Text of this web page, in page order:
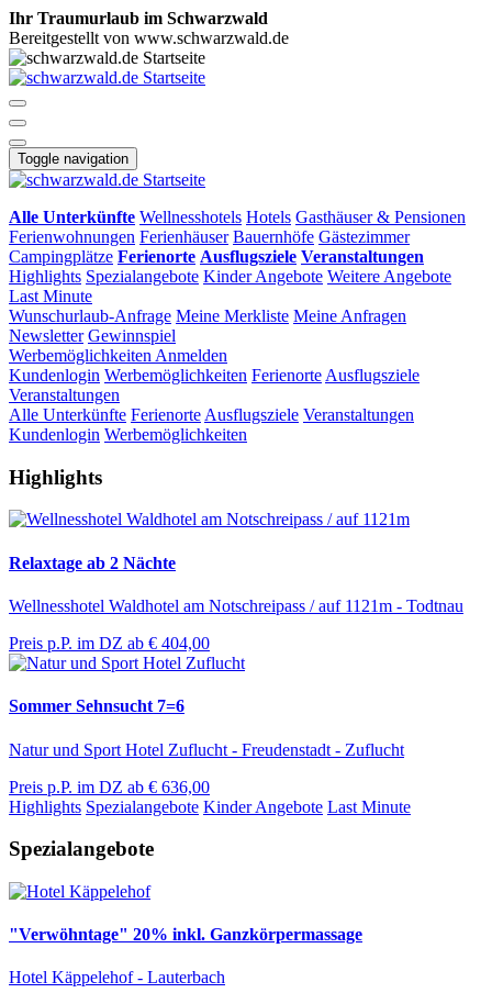
Ihr Traumurlaub im Schwarzwald
Bereitgestellt von www.schwarzwald.de
Toggle navigation
Alle Unterkünfte Wellnesshotels Hotels Gasthäuser & Pensionen
Ferienwohnungen Ferienhäuser Bauernhöfe Gästezimmer
Campingplätze Ferienorte Ausflugsziele Veranstaltungen
Highlights Spezialangebote Kinder Angebote Weitere Angebote
Last Minute
Wunschurlaub-Anfrage Meine Merkliste Meine Anfragen
Newsletter Gewinnspiel
Werbemöglichkeiten Anmelden
Kundenlogin Werbemöglichkeiten Ferienorte Ausflugsziele
Veranstaltungen
Alle Unterkünfte Ferienorte Ausflugsziele Veranstaltungen
Kundenlogin Werbemöglichkeiten
Highlights
Relaxtage ab 2 Nächte
Wellnesshotel Waldhotel am Notschreipass / auf 1121m - Todtnau
Preis p.P. im DZ ab € 404,00
Sommer Sehnsucht 7=6
Natur und Sport Hotel Zuflucht - Freudenstadt - Zuflucht
Preis p.P. im DZ ab € 636,00
Highlights Spezialangebote Kinder Angebote Last Minute
Spezialangebote
"Verwöhntage" 20% inkl. Ganzkörpermassage
Hotel Käppelehof - Lauterbach